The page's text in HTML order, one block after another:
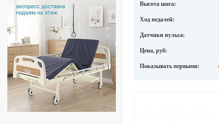
Высота шага:
Ход педалей:
Датчики пульса:
Цена, руб:
Показывать первыми: